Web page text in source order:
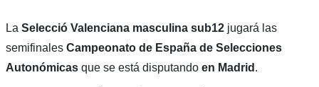
La Selecció Valenciana masculina sub12jugará las
semifinales Campeonato de España de Selecciones
Autonómicas que se está disputando en Madrid .